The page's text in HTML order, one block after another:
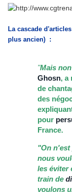
La cascade
plus ancien) :
"Mais
Ghosn, a
de
des
pour
France.
"On n'est
nous
les éviter
train de
voulons